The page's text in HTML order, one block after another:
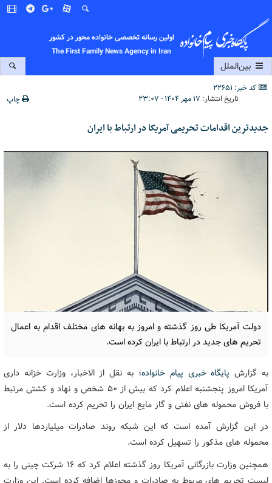
اولین رسانه تخصصی خانواده محور در کشور
The First Family News Agency in Iran
بین‌الملل
کد خبر: 22651
تاریخ انتشار: ۱۷ مهر ۱۴۰۴ - ۲۳:۰۷ چاپ
جدیدترین اقدامات تحریمی آمریکا در ارتباط با ایران
دولت آمریکا طی روز گذشته و امروز به بهانه های مختلف اقدام به اعمال
تحریم های جدید در ارتباط با ایران کرده است.
به گزارش پایگاه خبری پیام خانواده؛ به نقل از الاخبار، وزارت خزانه داری
آمریکا امروز پنجشنبه اعلام کرد که بیش از ۵۰ شخص و نهاد و کشتی مرتبط
با فروش محموله های نفتی و گاز مایع ایران را تحریم کرده است.
در این گزارش آمده است که این شبکه روند صادرات میلیاردها دلار از
محموله های مذکور را تسهیل کرده است.
همچنین وزارت بازرگانی آمریکا روز گذشته اعلام کرد که ۱۶ شرکت چینی را به